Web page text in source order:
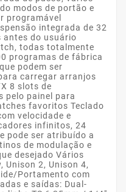
modos de portão e
programável
integrada de 32
antes do usuário
todas totalmente
programas de fábrica
podem ser
carregar arranjos
8 slots de
pelo painel para
favoritos Teclado
velocidade e
infinitos, 24
pode ser atribuído a
de modulação e
desejado Vários
Unison 2, Unison 4,
Portamento com
e saídas: Dual-